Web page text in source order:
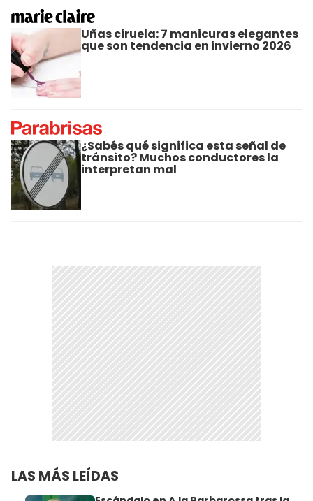
Uñas ciruela: 7 manicuras elegantes
que son tendencia en invierno 2026
¿Sabés qué significa esta señal de
tránsito? Muchos conductores la
interpretan mal
LAS MÁS LEÍDAS